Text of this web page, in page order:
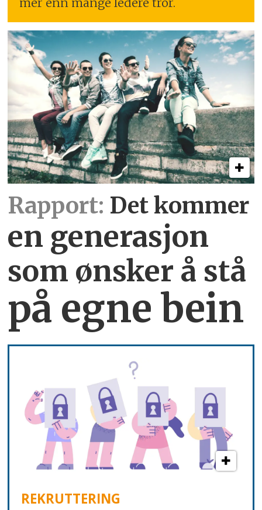
Rapport: Det kommer
en generasjon
som ønsker å stå
på egne bein
REKRUTTERING